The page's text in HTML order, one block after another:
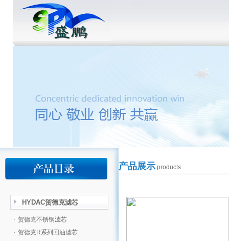
HYDAC贺德克滤芯
· 贺德克不锈钢滤芯
· 贺德克R系列回油滤芯
产品展示 products